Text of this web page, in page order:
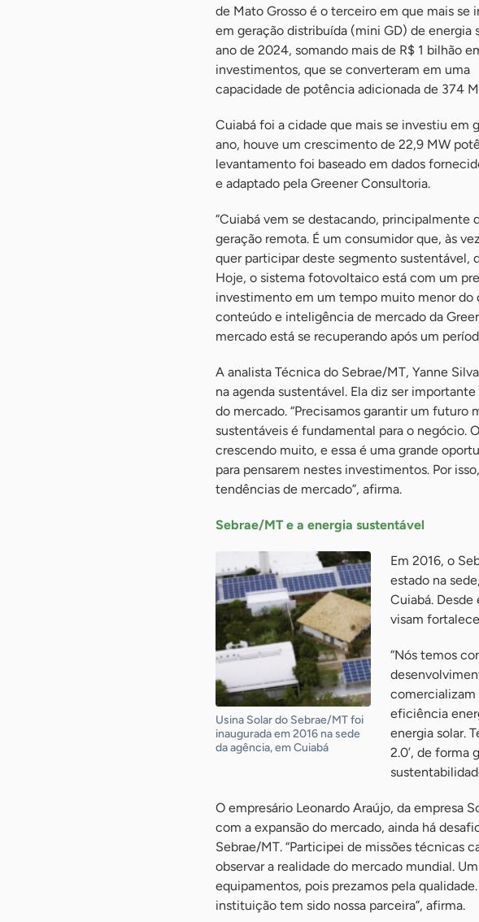
de Mato Grosso é o terceiro em que mais se
em geração distribuída (mini GD) de energia
ano de 2024, somando mais de R$ 1 bilhão
investimentos, que se converteram em uma
capacidade de potência adicionada de 374
Cuiabá foi a cidade que mais se investiu em
ano, houve um crescimento de 22,9 MW
levantamento foi baseado em dados
e adaptado pela Greener Consultoria.
“Cuiabá vem se destacando,
geração remota. É um consumidor que, às
quer participar deste segmento sustentável,
Hoje, o sistema fotovoltaico está com um
investimento em um tempo muito menor do
conteúdo e inteligência de mercado da
mercado está se recuperando após um
A analista Técnica do Sebrae/MT, Yanne
na agenda sustentável. Ela diz ser
do mercado. “Precisamos garantir um
sustentáveis é fundamental para o negócio.
crescendo muito, e essa é uma grande
para pensarem nestes investimentos. Por
tendências de mercado”, afirma.
Sebrae/MT e a energia sustentável
Usina Solar do Sebrae/MT foi
inaugurada em 2016 na sede
da agência, em Cuiabá
Em 2016, o
estado na
Cuiabá.
visam
“Nós temos
comercializam
eficiência
energia solar.
2.0’, de forma
O empresário Leonardo Araújo, da empresa
com a expansão do mercado, ainda há
Sebrae/MT. “Participei de missões técnicas
observar a realidade do mercado mundial.
equipamentos, pois prezamos pela
instituição tem sido nossa parceira”, afirma.